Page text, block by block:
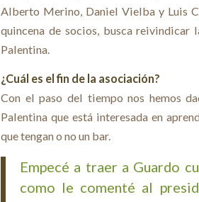
Alberto Merino, Daniel Vielba y Luis
quincena de socios, busca
Palentina.
¿Cuál es el fin de la asociación?
Con el paso del tiempo nos hemos
Palentina que está interesada en
que tengan o no un bar.
Empecé a traer a Guardo
como le comenté al